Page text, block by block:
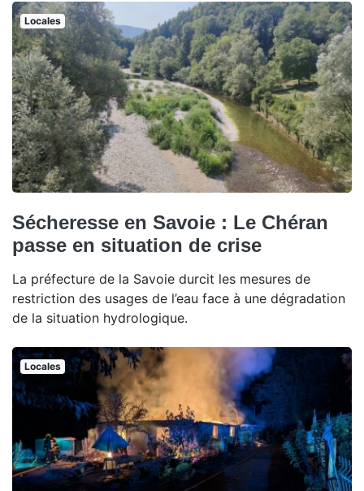
Locales
Sécheresse en Savoie : Le Chéran
passe en situation de crise
La préfecture de la Savoie durcit les mesures de
restriction des usages de l’eau face à une dégradation
de la situation hydrologique.
Locales